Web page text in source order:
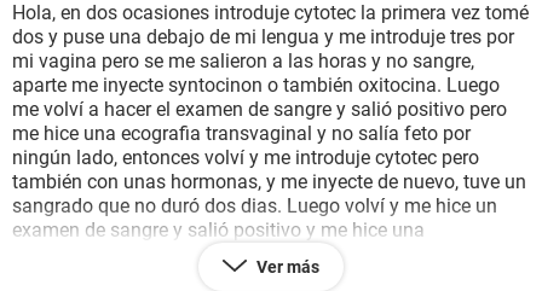
BIENESTAR
SEXUALIDAD
GLOSARIO
Hola, en dos ocasiones introduje cytotec la primera vez tomé
dos y puse una debajo de mi lengua y me introduje tres por
mi vagina pero se me salieron a las horas y no sangre,
aparte me inyecte syntocinon o también oxitocina. Luego
me volví a hacer el examen de sangre y salió positivo pero
me hice una ecografia transvaginal y no salía feto por
ningún lado, entonces volví y me introduje cytotec pero
también con unas hormonas, y me inyecte de nuevo, tuve un
sangrado que no duró dos dias. Luego volví y me hice un
examen de sangre y salió positivo y me hice una
transvaginal y si salió ya el feto en el utero con 6 semanas
es decir dos meses. Sus latidos me dice el ecografista que
Ver más